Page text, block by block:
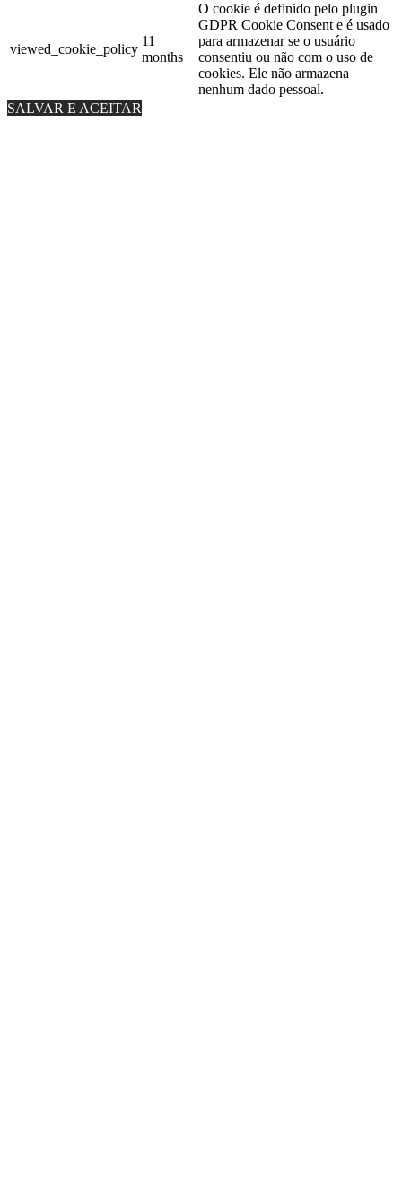
viewed_cookie_policy
11
months
O cookie é definido pelo plugin
GDPR Cookie Consent e é usado
para armazenar se o usuário
consentiu ou não com o uso de
cookies. Ele não armazena
nenhum dado pessoal.
SALVAR E ACEITAR